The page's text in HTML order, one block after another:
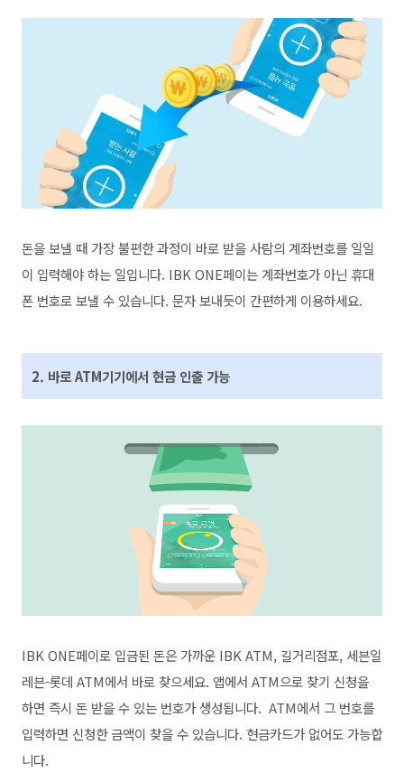
돈을 보낼 때 가장 불편한 과정이 바로 받을 사람의 계좌번호를 일일
이 입력해야 하는 일입니다. IBK ONE페이는 계좌번호가 아닌 휴대
폰 번호로 보낼 수 있습니다. 문자 보내듯이 간편하게 이용하세요.
2. 바로 ATM기기에서 현금 인출 가능
IBK ONE페이로 입금된 돈은 가까운 IBK ATM, 길거리점포, 세븐일
레븐-롯데 ATM에서 바로 찾으세요. 앱에서 ATM으로 찾기 신청을
하면 즉시 돈 받을 수 있는 번호가 생성됩니다. ATM에서 그 번호를
입력하면 신청한 금액이 찾을 수 있습니다. 현금카드가 없어도 가능합
니다.